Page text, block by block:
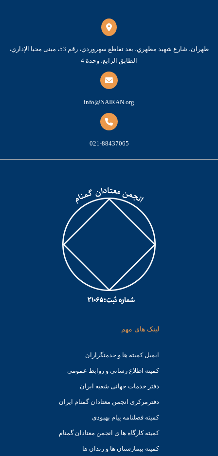
طهران، شارع شهيد مطهري، بعد تقاطع سهروردي، رقم 53، مبنى محيا الإداري،
الطابق الرابع، وحدة 4
info@NAIRAN.org
021-88437065
لینک های مهم
ایمیل کمیته ها و خدمتگزاران
کميته اطلاع رسانی و روابط عمومی
دفتر خدمات جهانی شعبه ايران
دفترمرکزی انجمن معتادان گمنام ایران
کمیته فصلنامه پیام بهبودی
کمیته کارگاه ها ی انجمن معتادان گمنام
کمیته بیمارستان ها و زندان ها